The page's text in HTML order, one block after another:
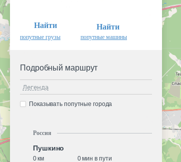
Найти
попутные грузы
Найти
попутные машины
Подробный маршрут
Легенда
Показывать попутные города
Россия
Пушкино
0 км
0 мин в пути